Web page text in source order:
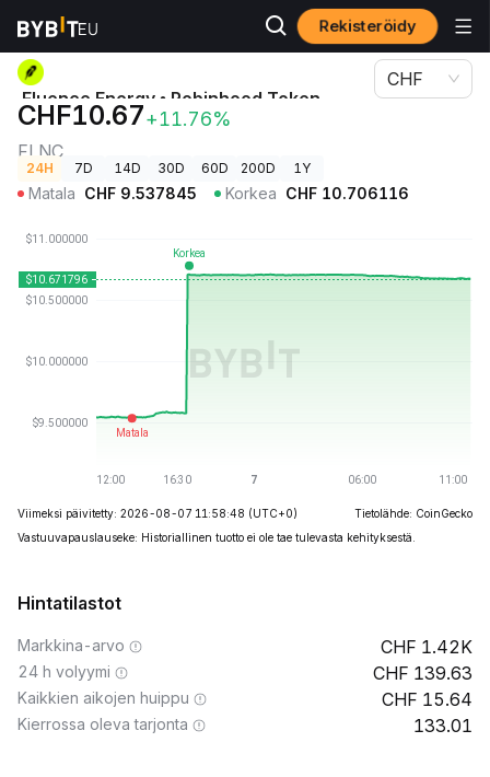
Rekisteröidy
Kryptohinnat Fluence Energy • Robinhood Token-hinta FLNC
Fluence Energy • Robinhood Token-
hinta
FLNC
CHF10.67+11.76%
CHF
24H 7D 14D 30D 60D 200D 1Y
Matala CHF 9.537845 Korkea CHF 10.706116
Viimeksi päivitetty: 2026-08-07 11:58:48 (UTC+0)
Tietolähde: CoinGecko
Vastuuvapauslauseke: Historiallinen tuotto ei ole tae tulevasta kehityksestä.
Hintatilastot
Markkina-arvo 1.42K
24 h volyymi 139.63
Kaikkien aikojen huippu 15.64
Kierrossa oleva tarjonta 133.01